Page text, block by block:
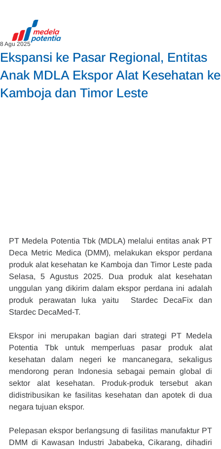
Ekspansi ke Pasar Regional, Entitas
Anak MDLA Ekspor Alat Kesehatan ke
Kamboja dan Timor Leste
8 Agu 2025
PT Medela Potentia Tbk (MDLA) melalui entitas anak PT
Deca Metric Medica (DMM), melakukan ekspor perdana
produk alat kesehatan ke Kamboja dan Timor Leste pada
Selasa, 5 Agustus 2025. Dua produk alat kesehatan
unggulan yang dikirim dalam ekspor perdana ini adalah
produk perawatan luka yaitu  Stardec DecaFix dan
Stardec DecaMed-T.
Ekspor ini merupakan bagian dari strategi PT Medela
Potentia Tbk untuk memperluas pasar produk alat
kesehatan dalam negeri ke mancanegara, sekaligus
mendorong peran Indonesia sebagai pemain global di
sektor alat kesehatan. Produk-produk tersebut akan
didistribusikan ke fasilitas kesehatan dan apotek di dua
negara tujuan ekspor.
Pelepasan ekspor berlangsung di fasilitas manufaktur PT
DMM di Kawasan Industri Jababeka, Cikarang, dihadiri